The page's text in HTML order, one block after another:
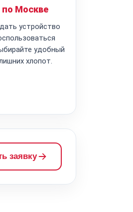
по Москве
устройство
удобный
хлопот.
заявку